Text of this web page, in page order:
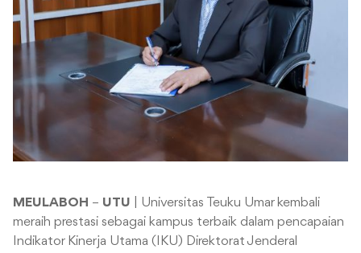
MEULABOH – UTU | Universitas Teuku Umar kembali
meraih prestasi sebagai kampus terbaik dalam pencapaian
Indikator Kinerja Utama (IKU) Direktorat Jenderal